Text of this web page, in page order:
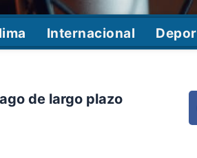
Internacional
de largo plazo